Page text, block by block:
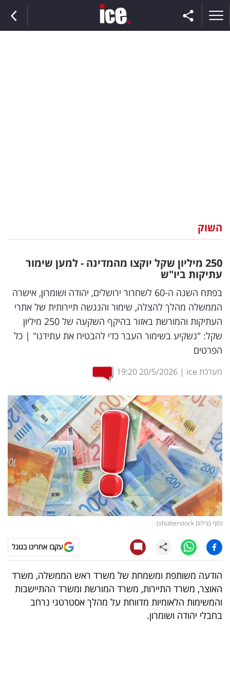
וצרכנות
דיגיטל
וטק
שיווק
ופרסום
משפט
מדדים
ומחקרים
רכילות
עסקית
קריפטו
ויראלי
טלוויזיה
עסקי
ספורט
קריירה
ולימודים
השוק
250 מיליון שקל יוקצו מהמדינה - למען שימור
עתיקות ביו"ש
בפתח השנה ה-60 לשחרור ירושלים, יהודה ושומרון, אישרה
הממשלה מהלך להצלה, שימור והנגשה תיירותית של אתרי
העתיקות והמורשת באזור בהיקף השקעה של 250 מיליון
שקל: "נשקיע בשימור העבר כדי להבטיח את עתידנו" | כל
הפרטים
מערכת ice |
20/5/2026
19:20
כסף (צילום shutterstock)
עקבו אחרינו בגוגל
הודעה משותפת ומשמחת של משרד ראש הממשלה, משרד
האוצר, משרד התיירות, משרד המורשת ומשרד ההתיישבות
והמשימות הלאומיות מדווחת על מהלך אסטרטגי נרחב
בחבלי יהודה ושומרון.